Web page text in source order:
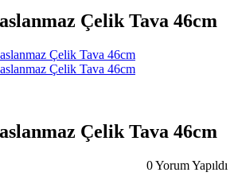
Çelik Tava 46cm
Çelik Tava 46cm
0 Yorum Yapıldı